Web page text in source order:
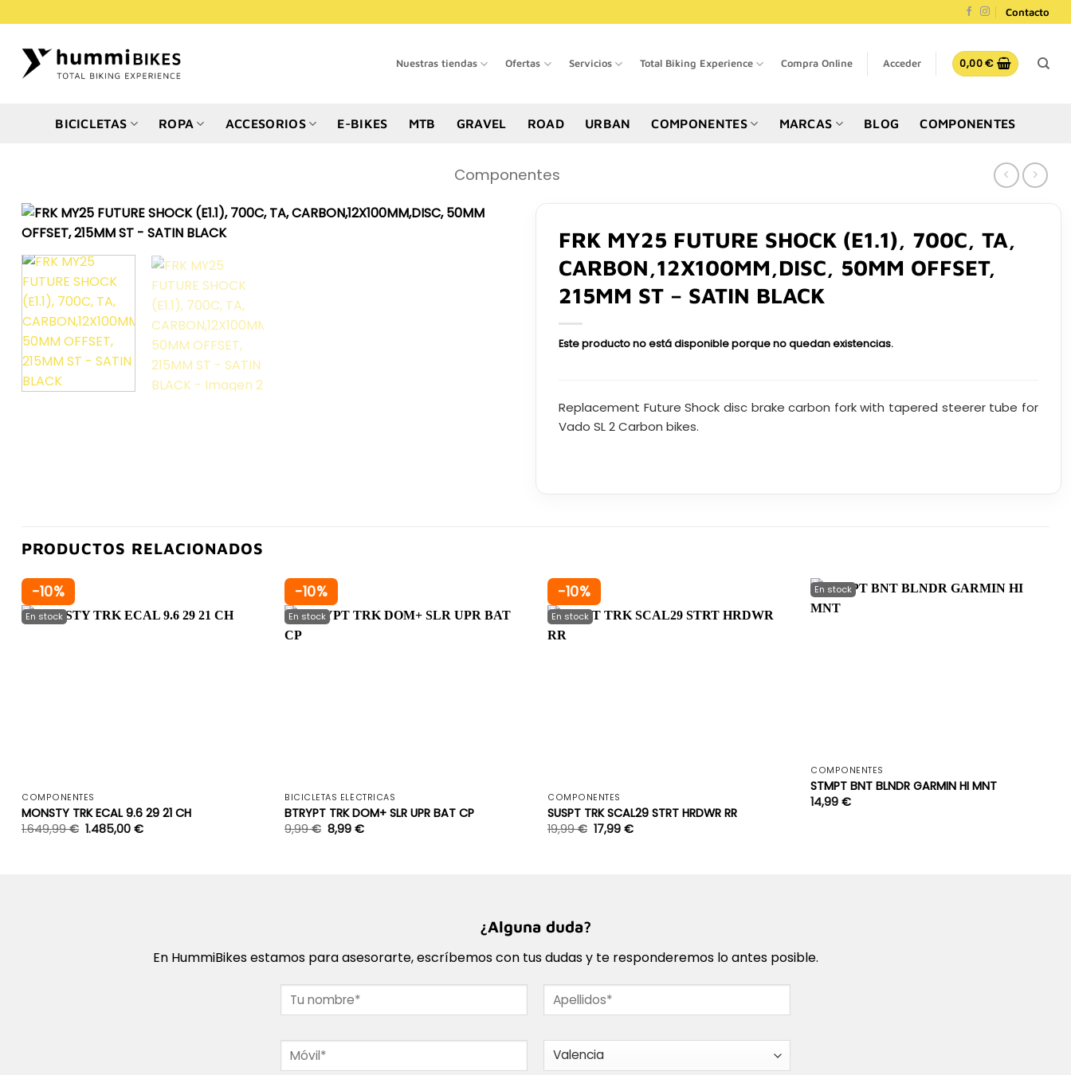
al
contenido
Contacto
Nuestras tiendas Ofertas Servicios Total Biking Experience Compra Online Acceder 0,00€
BICICLETAS ROPA ACCESORIOS E-BIKES MTB GRAVEL ROAD URBAN COMPONENTES MARCAS BLOG COMPONENTES
Componentes
FRK MY25 FUTURE SHOCK (E1.1), 700C, TA,
CARBON,12X100MM,DISC, 50MM OFFSET,
215MM ST – SATIN BLACK
Este producto no está disponible porque no quedan existencias.
Replacement Future Shock disc brake carbon fork with tapered steerer tube for
Vado SL 2 Carbon bikes.
PRODUCTOS RELACIONADOS
-10%
COMPONENTES
MONSTY TRK ECAL 9.6 29 21 CH
1.649,99€ 1.485,00€
-10%
BICICLETAS ELÉCTRICAS
BTRYPT TRK DOM+ SLR UPR BAT CP
9,99€ 8,99€
-10%
COMPONENTES
SUSPT TRK SCAL29 STRT HRDWR RR
19,99€ 17,99€
COMPONENTES
STMPT BNT BLNDR GARMIN HI MNT
14,99 €
¿Alguna duda?
En HummiBikes estamos para asesorarte, escríbemos con tus dudas y te responderemos lo antes posible.